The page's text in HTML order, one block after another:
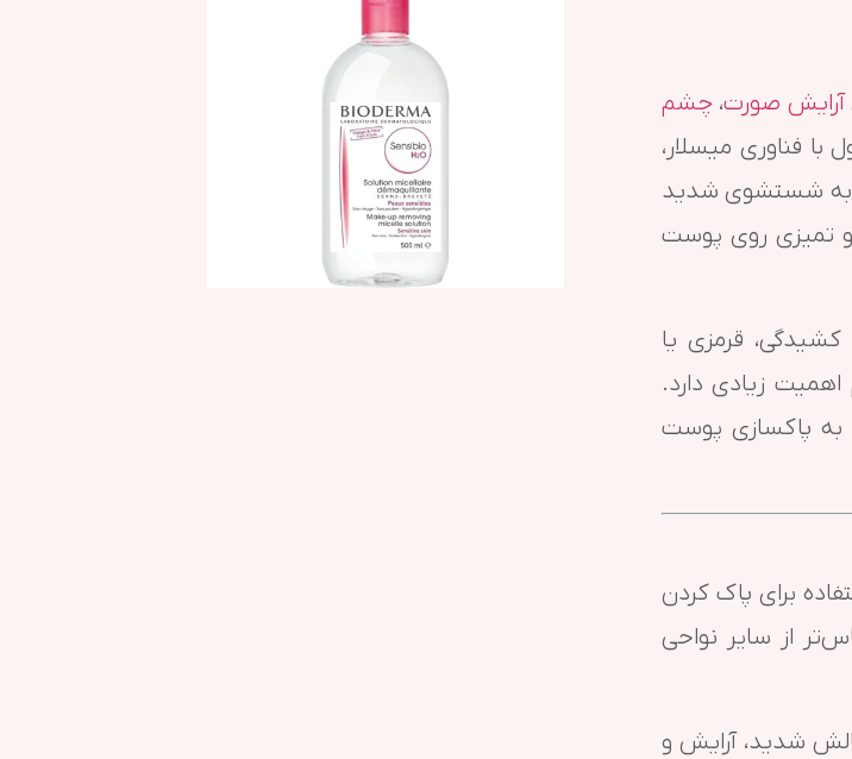
آرایش صورت، چشم
فناوری میسلار،
به شستشوی شدید
تمیزی روی پوست
قرمزی یا
زیادی دارد.
به پاکسازی پوست
برای پاک کردن
از سایر نواحی
شدید، آرایش و